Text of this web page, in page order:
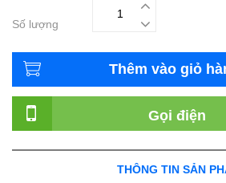
Số lượng
Thêm vào giỏ
Gọi điện
THÔNG TIN SẢN